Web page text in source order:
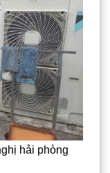
hải phòng